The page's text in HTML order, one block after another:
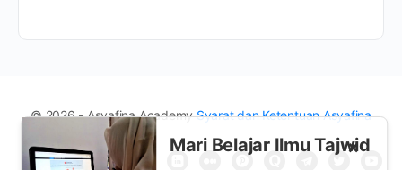
×
Mari Belajar Ilmu Tajwid
© 2026 - Asyafina AcademySyarat dan Ketentuan Asyafina